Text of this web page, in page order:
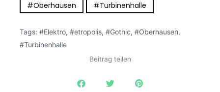
#Oberhausen
#Turbinenhalle
Tags: #Elektro, #etropolis, #Gothic, #Oberhausen,
#Turbinenhalle
Beitrag teilen